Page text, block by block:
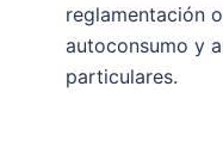
reglamentación
autoconsumo y
particulares.